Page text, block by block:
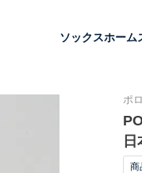
ソックスホーム
ポ
商